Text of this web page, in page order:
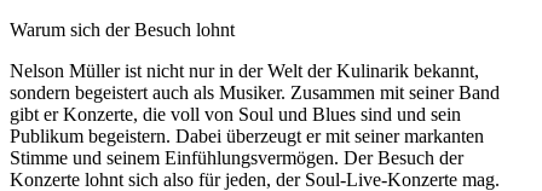
Warum sich der Besuch lohnt
Nelson Müller ist nicht nur in der Welt der Kulinarik bekannt,
sondern begeistert auch als Musiker. Zusammen mit seiner Band
gibt er Konzerte, die voll von Soul und Blues sind und sein
Publikum begeistern. Dabei überzeugt er mit seiner markanten
Stimme und seinem Einfühlungsvermögen. Der Besuch der
Konzerte lohnt sich also für jeden, der Soul-Live-Konzerte mag.